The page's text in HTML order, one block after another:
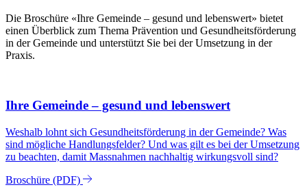
Die Broschüre «Ihre Gemeinde – gesund und lebenswert» bietet
einen Überblick zum Thema Prävention und Gesundheitsförderung
in der Gemeinde und unterstützt Sie bei der Umsetzung in der
Praxis.
Ihre Gemeinde – gesund und lebenswert
Weshalb lohnt sich Gesundheitsförderung in der Gemeinde? Was
sind mögliche Handlungsfelder? Und was gilt es bei der Umsetzung
zu beachten, damit Massnahmen nachhaltig wirkungsvoll sind?
Broschüre (PDF)